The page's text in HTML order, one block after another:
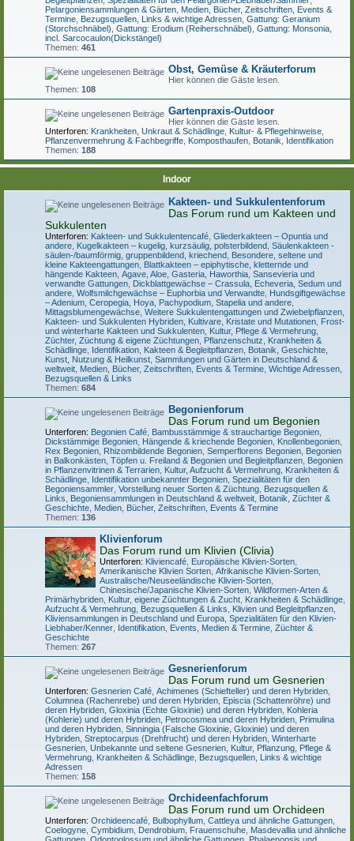
Pelargoniensammlungen & Gärten Medien, Bücher, Zeitschriften, Events &
Termine Bezugsquellen, Links & wichtige Adressen Gattung: Geranium
(Storchschnäbel) Gattung: Erodium (Reiherschnäbel) Gattung: Monsonia,
incl. Sarcocaulon(Dickstängel)
Themen: 461
Obst, Gemüse & Kräuterforum
Hier können die Gäste lesen.
Themen: 108
Gartenpraxis-Outdoor
Hier können die Gäste lesen.
Unterforen: Krankheiten, Unkraut & Schädlinge Kultur- & Pflegehinweise
Pflanzenvermehrung & Fachbegriffe Komposthaufen Botanik
Identifikation
Themen: 188
Indoor
Kakteen- und Sukkulentenforum
Das Forum rund um Kakteen und
Sukkulenten
Unterforen: Kakteen- und Sukkulentencafé Gliederkakteen – Opuntia und
andere Kugelkakteen – kugelig, kurzsäulig, polsterbildend Säulenkakteen -
säulen-/baumförmig, gruppenbildend, kriechend Besondere, seltene und
kleine Kakteengattungen Blattkakteen – epiphytische, kletternde und
hängende Kakteen Agave, Aloe, Gasteria, Haworthia, Sansevieria und
verwandte Gattungen Dickblattgewächse – Crassula, Echeveria, Sedum und
andere Wolfsmilchgewächse – Euphorbia und Verwandte Hundsgiftgewächse
– Adenium, Ceropegia, Hoya, Pachypodium, Stapelia und andere
Mittagsblumengewächse Weitere Sukkulentengattungen und Zwiebelpflanzen
Kakteen- und Sukkulenten Hybriden, Kultivare, Kristate und Mutationen Frost-
und winterharte Kakteen und Sukkulenten Kultur, Pflege & Vermehrung
Züchter, Züchtung & eigene Züchtungen Pflanzenschutz, Krankheiten &
Schädlinge Identifikation Kakteen & Begleitpflanzen Botanik, Geschichte,
Kunst, Nutzung & Heilkunst Sammlungen und Gärten in Deutschland &
weltweit Medien, Bücher, Zeitschriften, Events & Termine Wichtige Adressen,
Bezugsquellen & Links
Themen: 684
Begonienforum
Das Forum rund um Begonien
Unterforen: Begonien Café Bambusstämmige & strauchartige Begonien
Dickstämmige Begonien Hängende & kriechende Begonien Knollenbegonien
Rex Begonien Rhizombildende Begonien Semperflorens Begonien Begonien
in Balkonkästen, Töpfen u. Freiland & Begonien und Begleitpflanzen Begonien
in Pflanzenvitrinen & Terrarien Kultur, Aufzucht & Vermehrung Krankheiten &
Schädlinge Identifikation unbekannter Begonien Spezialitäten für den
Begoniensammler Vorstellung neuer Sorten & Züchtung Bezugsquellen &
Links
Begoniensammlungen in Deutschland & weltweit Botanik, Züchter &
Geschichte Medien, Bücher, Zeitschriften, Events & Termine
Themen: 136
Klivienforum
Das Forum rund um Klivien (Clivia)
Unterforen: Kliviencafé Europäische Klivien-Sorten
Amerikanische Klivien Sorten Afrikanische Klivien-Sorten
Australische/Neuseeländische Klivien-Sorten
Chinesische/Japanische Klivien-Sorten Wildformen-Arten &
Primärhybriden Kultur, eigene Züchtungen & Zucht Krankheiten & Schädlinge
Aufzucht & Vermehrung Bezugsquellen & Links Klivien und Begleitpflanzen
Kliviensammlungen in Deutschland und Europa Spezialitäten für den Klivien-
Liebhaber/Kenner Identifikation Events, Medien & Termine Züchter &
Geschichte
Themen: 267
Gesnerienforum
Das Forum rund um Gesnerien
Unterforen: Gesnerien Café Achimenes (Schiefteller) und deren Hybriden
Columnea (Rachenrebe) und deren Hybriden Episcia (Schattenröhre) und
deren Hybriden Gloxinia (Echte Gloxinie) und deren Hybriden Kohleria
(Kohlerie) und deren Hybriden Petrocosmea und deren Hybriden Primulina
und deren Hybriden Sinningia (Falsche Gloxinie, Gloxinie) und deren
Hybriden Streptocarpus (Drehfrucht) und deren Hybriden Winterharte
Gesnerien Unbekannte und seltene Gesnerien Kultur, Pflanzung, Pflege &
Vermehrung Krankheiten & Schädlinge Bezugsquellen, Links & wichtige
Adressen
Themen: 158
Orchideenfachforum
Das Forum rund um Orchideen
Unterforen: Orchideencafé Bulbophyllum Cattleya und ähnliche Gattungen
Coelogyne Cymbidium Dendrobium Frauenschuhe Masdevallia und ähnliche